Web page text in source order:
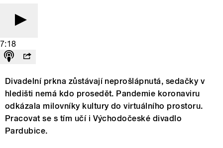
7:18
Divadelní prkna zůstávají neprošlápnutá, sedačky v
hledišti nemá kdo prosedět. Pandemie koronaviru
odkázala milovníky kultury do virtuálního prostoru.
Pracovat se s tím učí i Východočeské divadlo
Pardubice.